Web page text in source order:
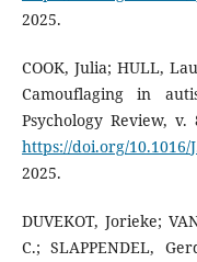
2025.
COOK, Julia; HULL,
Camouflaging in
Psychology Review,
https://doi.org/10.1016/
2025.
DUVEKOT, Jorieke;
C.; SLAPPENDEL,